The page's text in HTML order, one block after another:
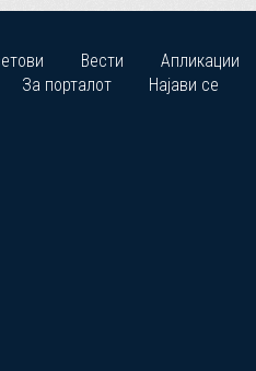
Вести Апликации
За порталот Најави се